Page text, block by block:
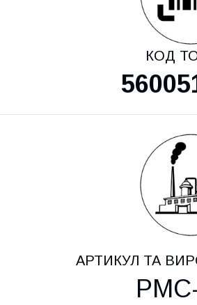
КОД
АРТИКУЛ ТА